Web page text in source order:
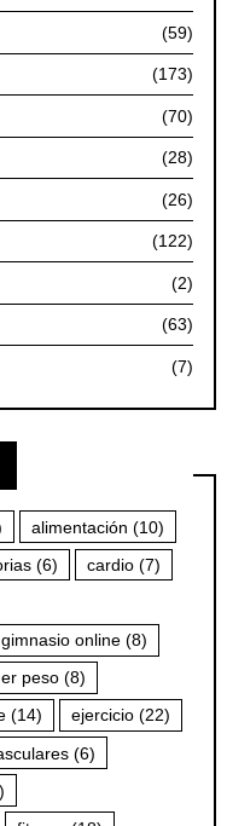
(59)
(173)
(70)
(28)
(26)
(122)
(2)
(63)
(7)
alimentación (10)
(6) cardio (7)
online (8)
peso (8)
(14) ejercicio (22)
(6)